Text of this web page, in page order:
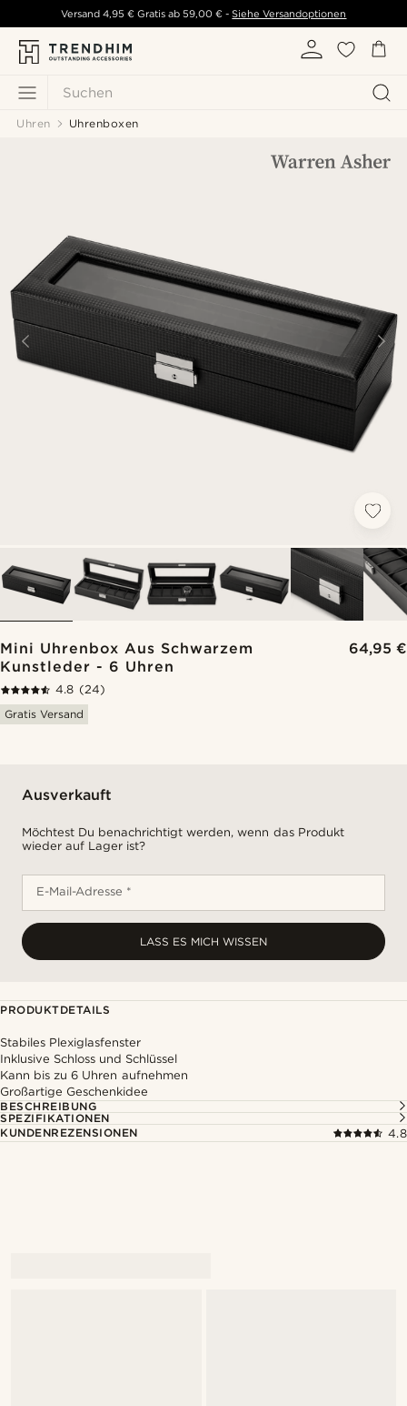
Suchen
Versand 4,95 € Gratis ab 59,00 € - Siehe Versandoptionen
Uhren Uhrenboxen
Mini Uhrenbox Aus Schwarzem
Kunstleder - 6 Uhren
64,95 €
4.8 (24)
Gratis Versand
Ausverkauft
Möchtest Du benachrichtigt werden, wenn das Produkt
wieder auf Lager ist?
E-Mail-Adresse *
LASS ES MICH WISSEN
PRODUKTDETAILS
Stabiles Plexiglasfenster
Inklusive Schloss und Schlüssel
Kann bis zu 6 Uhren aufnehmen
Großartige Geschenkidee
BESCHREIBUNG
SPEZIFIKATIONEN
KUNDENREZENSIONEN
4.8